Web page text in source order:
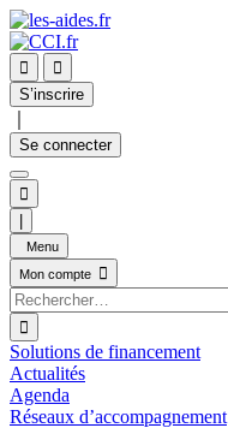


S’inscrire
Se connecter

Menu
Mon compte


Solutions de financement
Actualités
Agenda
Réseaux d’accompagnement